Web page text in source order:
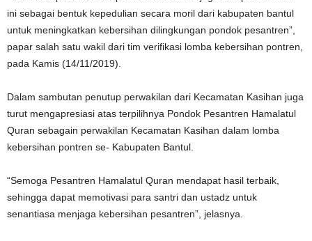
ini sebagai bentuk kepedulian secara moril dari kabupaten bantul
untuk meningkatkan kebersihan dilingkungan pondok pesantren”,
papar salah satu wakil dari tim verifikasi lomba kebersihan pontren,
pada Kamis (14/11/2019).
Dalam sambutan penutup perwakilan dari Kecamatan Kasihan juga
turut mengapresiasi atas terpilihnya Pondok Pesantren Hamalatul
Quran sebagain perwakilan Kecamatan Kasihan dalam lomba
kebersihan pontren se- Kabupaten Bantul.
“Semoga Pesantren Hamalatul Quran mendapat hasil terbaik,
sehingga dapat memotivasi para santri dan ustadz untuk
senantiasa menjaga kebersihan pesantren”, jelasnya.